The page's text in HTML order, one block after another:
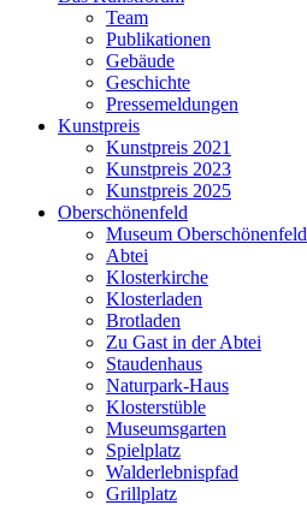
Team
Publikationen
Gebäude
Geschichte
Pressemeldungen
Kunstpreis
Kunstpreis 2021
Kunstpreis 2023
Kunstpreis 2025
Oberschönenfeld
Museum Oberschönenfeld
Abtei
Klosterkirche
Klosterladen
Brotladen
Zu Gast in der Abtei
Staudenhaus
Naturpark-Haus
Klosterstüble
Museumsgarten
Spielplatz
Walderlebnispfad
Grillplatz